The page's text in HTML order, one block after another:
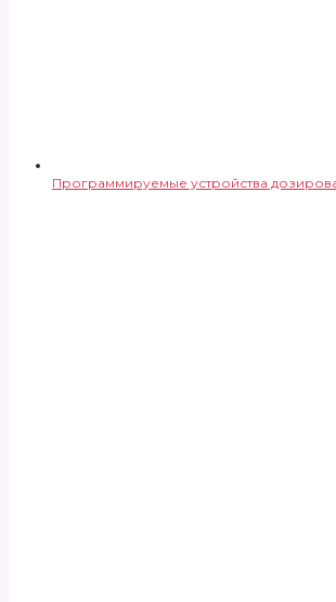
Программируемые устройства